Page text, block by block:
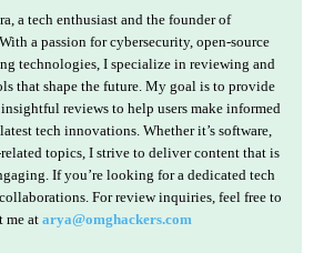
a tech enthusiast and the founder of
a passion for cybersecurity, open-source
technologies, I specialize in reviewing and
that shape the future. My goal is to provide
reviews to help users make informed
tech innovations. Whether it’s software,
topics, I strive to deliver content that is
If you’re looking for a dedicated tech
For review inquiries, feel free to
me atarya@omghackers.com